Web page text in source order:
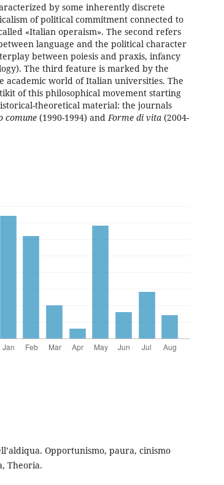
by some inherently discrete
of political commitment connected to
«Italian operaism». The second refers
language and the political character
between poiesis and praxis, infancy
The third feature is marked by the
world of Italian universities. The
of this philosophical movement starting
theoretical material: the journals
comune (1990-1994) andForme di vita (2004-
Opportunismo, paura, cinismo
Theoria.